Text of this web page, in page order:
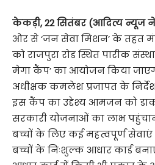
केकड़ी, 22 सितंबर (आदित्य न्यूज
ओर से ‘जन सेवा मिशन’ के तहत
को राजपुरा रोड स्थित पारीक
मेगा कैंप’ का आयोजन किया
अधीक्षक कमलेश प्रजापत के
इस कैंप का उद्देश्य आमजन को
सरकारी योजनाओं का लाभ
बच्चों के लिए कई महत्वपूर्ण सेवाएं
बच्चों के निःशुल्क आधार कार्ड